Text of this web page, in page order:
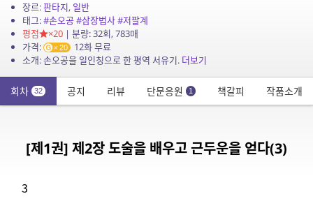
장르:판타지, 일반
태그:#손오공#삼장법사#저팔계
평점
×20| 분량: 32회, 783매
가격:
20
12화 무료
소개: 손오공을 일인칭으로 한 평역 서유기. 더보기
회차 32 공지 리뷰 단문응원 1 책갈피 작품소개
[제1권] 제2장 도술을 배우고 근두운을 얻다(3)
3